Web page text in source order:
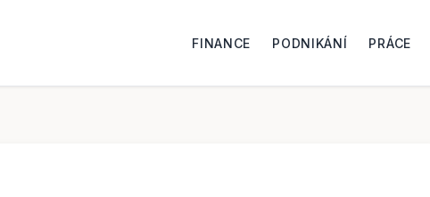
FINANCE PODNIKÁNÍ PRÁCE